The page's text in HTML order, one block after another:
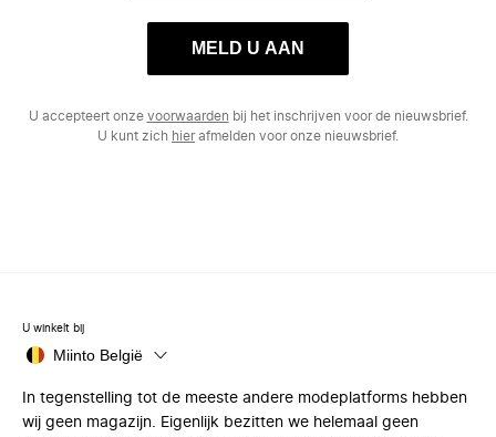
MELD U AAN
U accepteert onze voorwaarden bij het inschrijven voor de nieuwsbrief.
U kunt zich hierafmelden voor onze nieuwsbrief.
U winkelt bij
Miinto België
In tegenstelling tot de meeste andere modeplatforms hebben
wij geen magazijn. Eigenlijk bezitten we helemaal geen